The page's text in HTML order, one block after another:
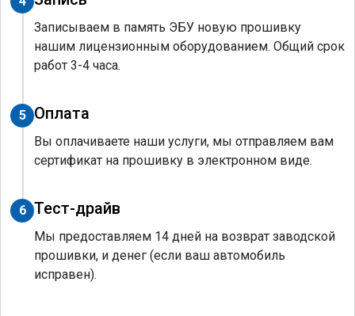
Записываем в память ЭБУ новую прошивку
нашим лицензионным оборудованием. Общий срок
работ 3-4 часа.
5 Оплата
Вы оплачиваете наши услуги, мы отправляем вам
сертификат на прошивку в электронном виде.
6 Тест-драйв
Мы предоставляем 14 дней на возврат заводской
прошивки, и денег (если ваш автомобиль
исправен).